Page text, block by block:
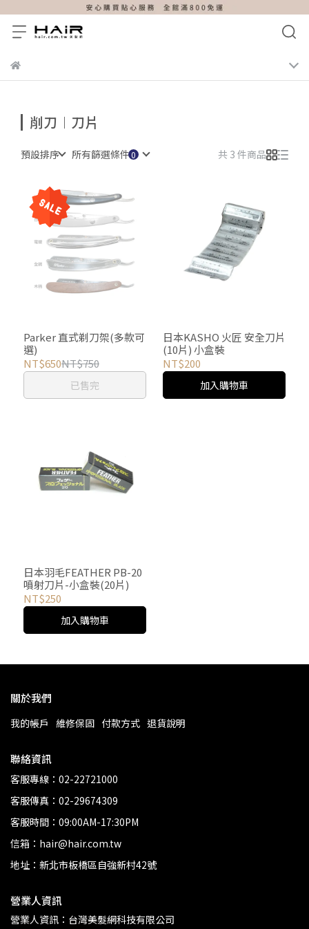
削刀︱刀片
預設排序 所有篩選條件 共 3 件商品
Parker 直式剃刀架(多款可
選)
NT$650NT$750
已售完
日本KASHO 火匠 安全刀片
(10片) 小盒裝
NT$200
加入購物車
日本羽毛FEATHER PB-20
噴射刀片-小盒裝(20片)
NT$250
加入購物車
關於我們
我的帳戶 維修保固 付款方式 退貨說明
聯絡資訊
客服專線：02-22721000
客服傳真：02-29674309
客服時間：09:00AM-17:30PM
信箱：hair@hair.com.tw
地址：新北市板橋區自強新村42號
營業人資訊
營業人資訊：台灣美髮網科技有限公司